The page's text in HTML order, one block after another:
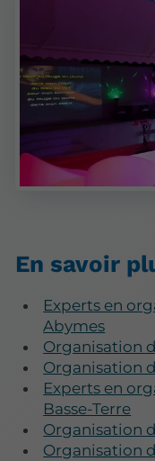
En savoir
Experts en
Abymes
Organisation
Organisation
Experts en
Basse-Terre
Organisation
Organisation